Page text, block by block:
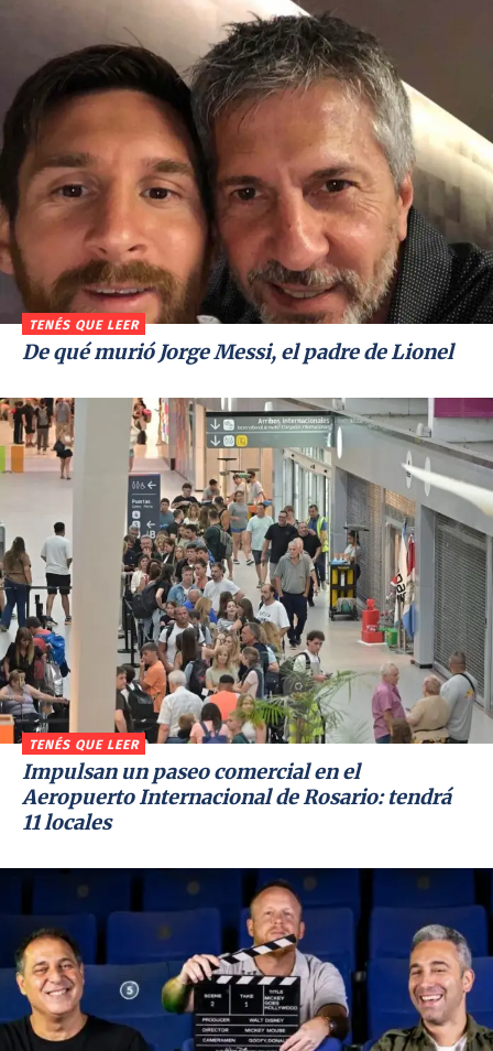
TENÉS QUE LEER
De qué murió Jorge Messi, el padre de Lionel
TENÉS QUE LEER
Impulsan un paseo comercial en el
Aeropuerto Internacional de Rosario: tendrá
11 locales